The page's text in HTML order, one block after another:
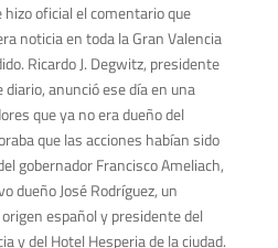
oficial el comentario que
noticia en toda la Gran Valencia
Ricardo J. Degwitz, presidente
anunció ese día en una
que ya no era dueño del
que las acciones habían sido
gobernador Francisco Ameliach,
dueño José Rodríguez, un
español y presidente del
y del Hotel Hesperia de la ciudad.